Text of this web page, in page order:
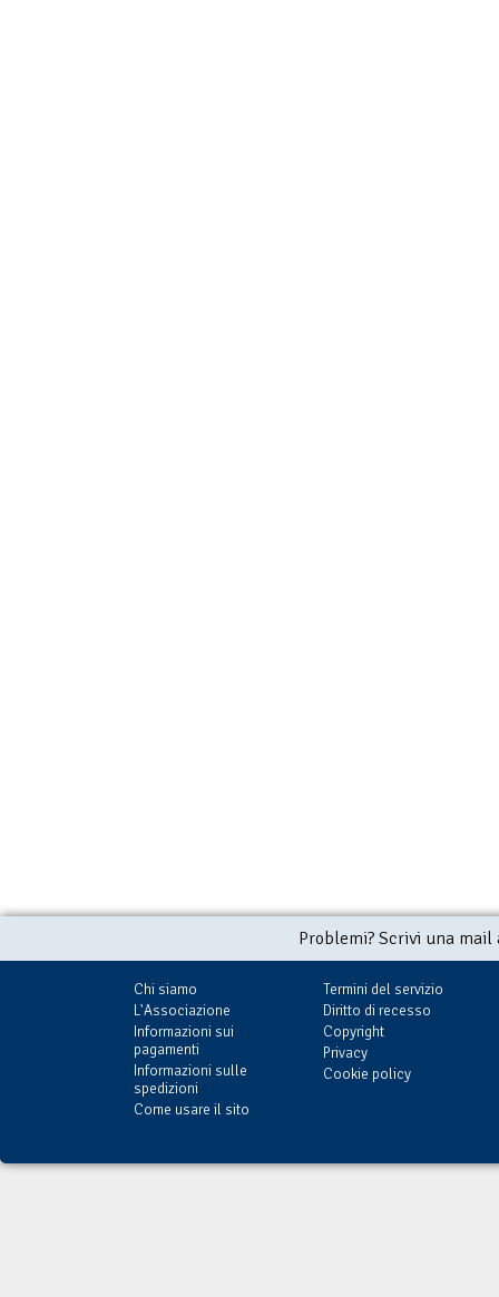
Problemi? Scrivi una
Chi siamo
L'Associazione
Informazioni sui
pagamenti
Informazioni sulle
spedizioni
Come usare il sito
Termini del servizio
Diritto di recesso
Copyright
Privacy
Cookie policy